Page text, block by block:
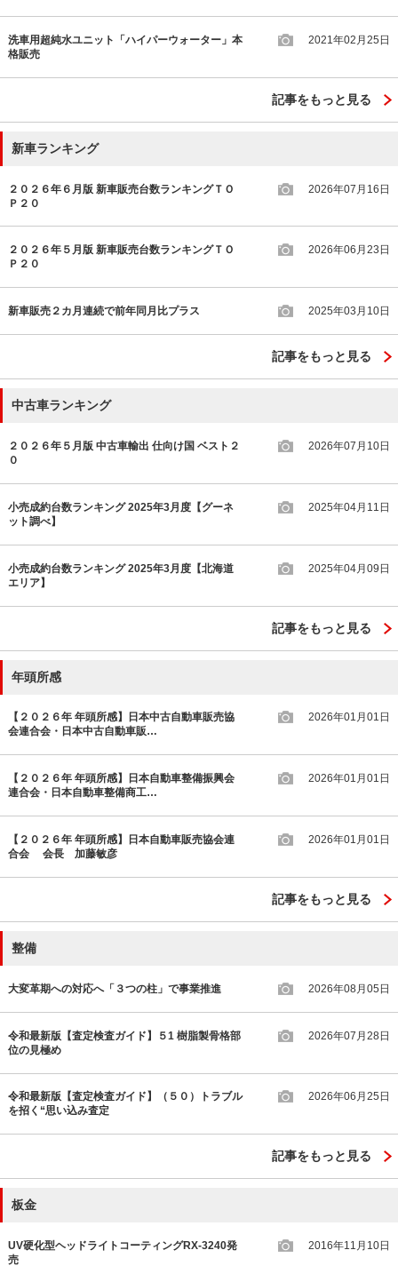
洗車用超純水ユニット「ハイパーウォーター」本
格販売
2021年02月25日
記事をもっと見る
新車ランキング
２０２６年６月版 新車販売台数ランキングＴＯ
Ｐ２０
2026年07月16日
２０２６年５月版 新車販売台数ランキングＴＯ
Ｐ２０
2026年06月23日
新車販売２カ月連続で前年同月比プラス 2025年03月10日
記事をもっと見る
中古車ランキング
２０２６年５月版 中古車輸出 仕向け国 ベスト２
０
2026年07月10日
小売成約台数ランキング 2025年3月度【グーネ
ット調べ】
2025年04月11日
小売成約台数ランキング 2025年3月度【北海道
エリア】
2025年04月09日
記事をもっと見る
年頭所感
【２０２６年 年頭所感】日本中古自動車販売協
会連合会・日本中古自動車販…
2026年01月01日
【２０２６年 年頭所感】日本自動車整備振興会
連合会・日本自動車整備商工…
2026年01月01日
【２０２６年 年頭所感】日本自動車販売協会連
合会 会長 加藤敏彦
2026年01月01日
記事をもっと見る
整備
大変革期への対応へ「３つの柱」で事業推進 2026年08月05日
令和最新版【査定検査ガイド】５1 樹脂製骨格部
位の見極め
2026年07月28日
令和最新版【査定検査ガイド】（５０）トラブル
を招く“思い込み査定
2026年06月25日
記事をもっと見る
板金
UV硬化型ヘッドライトコーティングRX-3240発
売
2016年11月10日